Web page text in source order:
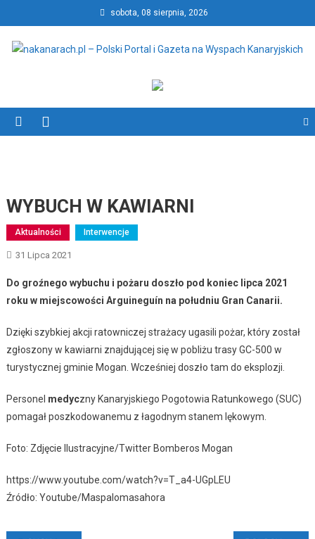
to
content
sobota, 08 sierpnia, 2026
nakanarach.pl – Polski Portal
i Gazeta na Wyspach
Kanaryjskich
WYBUCH W KAWIARNI
Aktualności Interwencje
31 Lipca 2021
Do groźnego wybuchu i pożaru doszło pod koniec lipca 2021
roku w miejscowości Arguineguín na południu Gran Canarii.
Dzięki szybkiej akcji ratowniczej strażacy ugasili pożar, który został
zgłoszony w kawiarni znajdującej się w pobliżu trasy GC-500 w
turystycznej gminie Mogan. Wcześniej doszło tam do eksplozji.
Personel medyczny Kanaryjskiego Pogotowia Ratunkowego (SUC)
pomagał poszkodowanemu z łagodnym stanem lękowym.
Foto: Zdjęcie Ilustracyjne/Twitter Bomberos Mogan
https://www.youtube.com/watch?v=T_a4-UGpLEU
Źródło: Youtube/Maspalomasahora